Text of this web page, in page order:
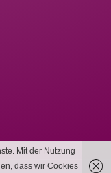
Mit der Nutzung
dass wir Cookies